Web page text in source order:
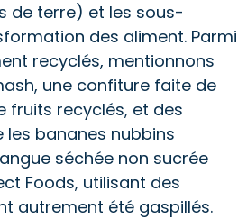
de terre) et les sous-
des aliment. Parmi
recyclés, mentionnons
une confiture faite de
fruits recyclés, et des
bananes nubbins
séchée non sucrée
Foods, utilisant des
autrement été gaspillés.